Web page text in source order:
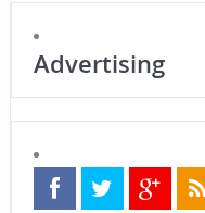
Advertising